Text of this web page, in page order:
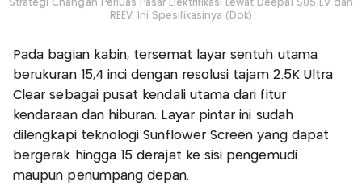
Strategi Changan Perluas Pasar Elektrifikasi Lewat Deepal S05 EV dan
REEV, Ini Spesifikasinya (Dok)
Pada bagian kabin, tersemat layar sentuh utama
berukuran 15,4 inci dengan resolusi tajam 2.5K Ultra
Clear sebagai pusat kendali utama dari fitur
kendaraan dan hiburan. Layar pintar ini sudah
dilengkapi teknologi Sunflower Screen yang dapat
bergerak hingga 15 derajat ke sisi pengemudi
maupun penumpang depan.